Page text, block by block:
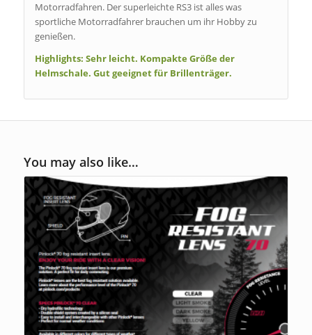
Motorradfahren. Der superleichte RS3 ist alles was
sportliche Motorradfahrer brauchen um ihr Hobby zu
genießen.
Highlights: Sehr leicht. Kompakte Größe der
Helmschale. Gut geeignet für Brillenträger.
You may also like…